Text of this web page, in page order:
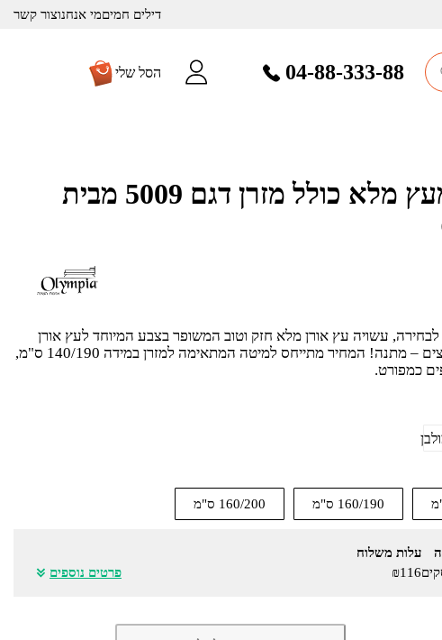
דילים חמיםמי אנחנוצור קשר
04-88-333-88 הסל שלי
מיטה זוגית מעץ מלא כולל מזרן דגם 5009 מבית
לבחירה, עשויה עץ אורן מלא חזק וטוב המשופר בצבע המיוחד לעץ אורן
חזק וטוב. כולל מזרן קפיצים – מתנה! המחיר מתייחס למיטה המתאימה למזרן במידה 140/190 ס"מ,
כמפורט.
160/190 ס"מ 160/200 ס"מ
עלות משלוח
₪116
פרטים נוספים